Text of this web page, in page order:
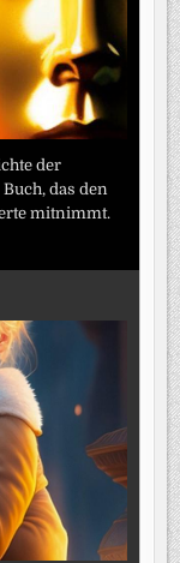
der
das den
mitnimmt.